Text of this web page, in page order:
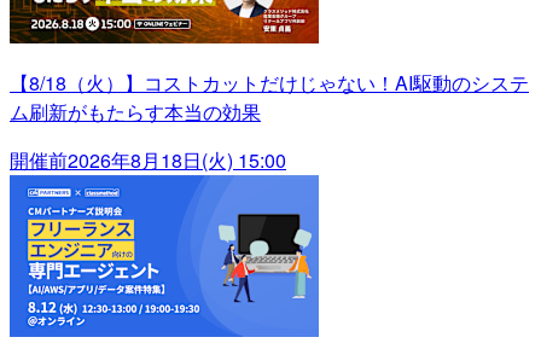
【8/18（火）】コストカットだけじゃない！AI駆動のシステ
ム刷新がもたらす本当の効果
開催前2026年8月18日(火) 15:00